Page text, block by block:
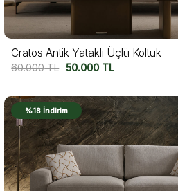
Cratos Antik Yataklı Üçlü Koltuk
60.000TL 50.000 TL
%18 İndirim